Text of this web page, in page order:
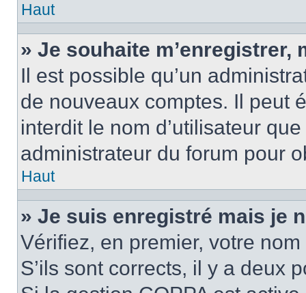
Haut
» Je souhaite m’enregistrer,
Il est possible qu’un
de nouveaux comptes. Il peut
interdit le nom d’utilisateur
administrateur du forum pour
Haut
» Je suis enregistré mais je
Vérifiez, en premier, votre
S’ils sont corrects, il y a deux